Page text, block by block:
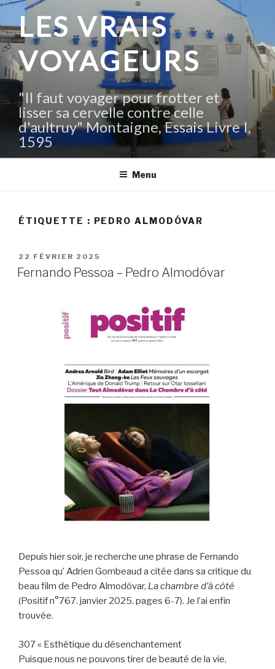
Aller
contenu
principal
LES VRAIS
VOYAGEURS
"Il faut voyager pour frotter et
lisser sa cervelle contre celle
d'aultruy" Montaigne, Essais Livre I,
1595
Menu
ÉTIQUETTE : PEDRO ALMODÓVAR
PUBLIÉ
LE
22 FÉVRIER 2025
Fernando Pessoa – Pedro Almodóvar
Depuis hier soir, je recherche une phrase de Fernando
Pessoa qu’ Adrien Gombeaud a citée dans sa critique du
beau film de Pedro Almodóvar, La chambre d’à côté
(Positif n°767. janvier 2025. pages 6-7). Je l’ai enfin
trouvée.
307 « Esthétique du désenchantement
Puisque nous ne pouvons tirer de beauté de la vie,